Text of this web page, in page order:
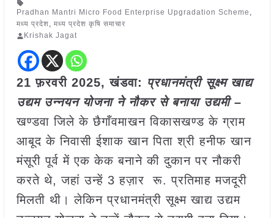
Pradhan Mantri Micro Food Enterprise Upgradation Scheme ,
मध्य प्रदेश, मध्य प्रदेश कृषि समाचार
Krishak Jagat
21 फ़रवरी 2025,खंडवा: प्रधानमंत्री सूक्ष्म खाद्य
उद्यम उन्नयन योजना ने नौकर से बनाया उद्यमी –
खण्डवा जिले के छैगाँवमाखन विकासखण्ड के ग्राम
आबूद के निवासी ईशाक खान पिता श्री हनीफ खान
मंसूरी पूर्व में एक केक बनाने की दुकान पर नौकरी
करते थे, जहां उन्हें 3 हज़ार रू. प्रतिमाह मजदूरी
मिलती थी। लेकिन प्रधानमंत्री सूक्ष्म खाद्य उद्यम